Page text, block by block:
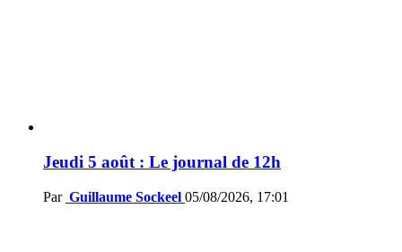
Jeudi 5 août : Le journal de 12h
Par Guillaume Sockeel 05/08/2026, 17:01